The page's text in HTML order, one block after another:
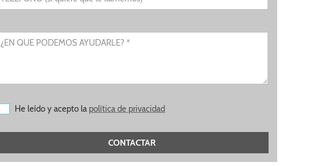
¿EN QUE PODEMOS AYUDARLE? *
He leído y acepto la política de privacidad
CONTACTAR